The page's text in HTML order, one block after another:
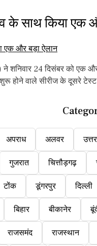
के साथ किया एक
शनिवार 24 दिसंबर को एक
होने वाले सीरीज के दूसरे
अपराध अलवर
गुजरात चित्तौड़गढ़
टोंक डूंगरपुर दिल्ली
बिहार बीकानेर
राजसमंद राजस्थान